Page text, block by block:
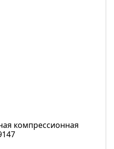
компрессионная